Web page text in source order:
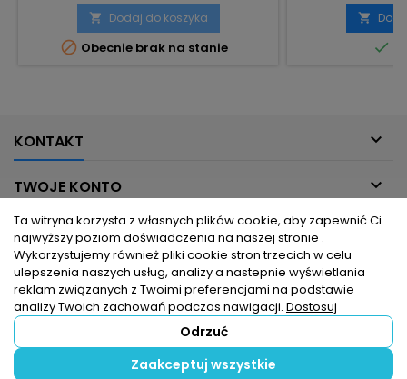
 Dodaj do koszyka
 Obecnie brak na stanie


KONTAKT 
TWOJE KONTO 
INFORMACJE DLA CIEBIE 
PRODUKTY
© Copyright 2026 hurtownia elektryczna dlaelektrykow.pl. Wszelkie
Ta witryna korzysta z własnych plików cookie, aby zapewnić Ci
najwyższy poziom doświadczenia na naszej stronie .
Wykorzystujemy również pliki cookie stron trzecich w celu
ulepszenia naszych usług, analizy a nastepnie wyświetlania
reklam związanych z Twoimi preferencjami na podstawie
analizy Twoich zachowań podczas nawigacji. Dostosuj
Odrzuć
Zaakceptuj wszystkie